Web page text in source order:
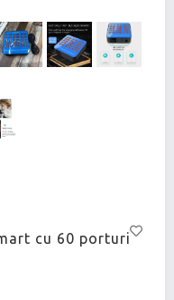
cu 60 porturi